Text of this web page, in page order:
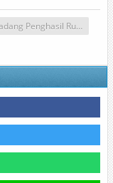
Ladang Penghasil Rupiah